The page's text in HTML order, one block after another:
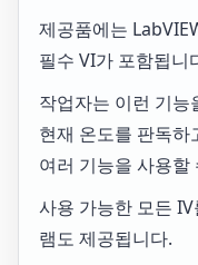
제공품에는
필수 VI가 포함됩니
작업자는 이런 기능
현재 온도를 판독하
여러 기능을 사용할
사용 가능한 모든
램도 제공됩니다.